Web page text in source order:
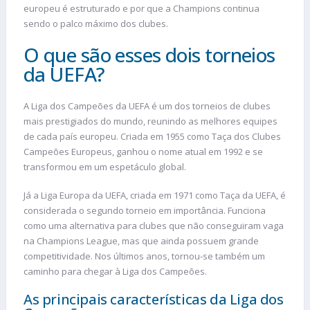
europeu é estruturado e por que a Champions continua
sendo o palco máximo dos clubes.
O que são esses dois torneios
da UEFA?
A Liga dos Campeões da UEFA é um dos torneios de clubes
mais prestigiados do mundo, reunindo as melhores equipes
de cada país europeu. Criada em 1955 como Taça dos Clubes
Campeões Europeus, ganhou o nome atual em 1992 e se
transformou em um espetáculo global.
Já a Liga Europa da UEFA, criada em 1971 como Taça da UEFA, é
considerada o segundo torneio em importância. Funciona
como uma alternativa para clubes que não conseguiram vaga
na Champions League, mas que ainda possuem grande
competitividade. Nos últimos anos, tornou-se também um
caminho para chegar à Liga dos Campeões.
As principais características da Liga dos